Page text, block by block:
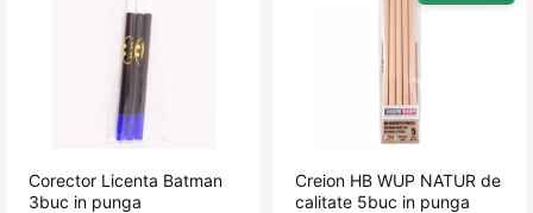
Corector Licenta Batman
3buc in punga
Creion HB WUP NATUR de
calitate 5buc in punga